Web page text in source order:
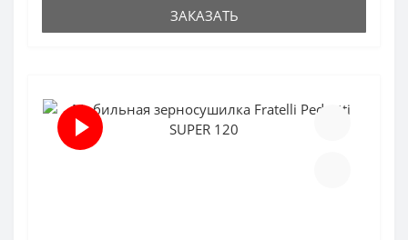
ЗАКАЗАТЬ